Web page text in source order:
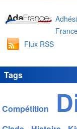
Flux RSS
Tags
Compétition